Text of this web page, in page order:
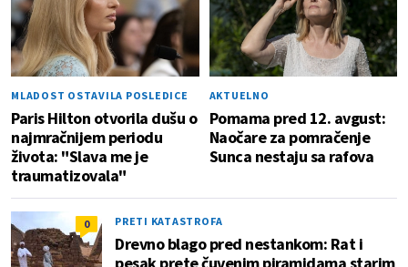
MLADOST OSTAVILA POSLEDICE
Paris Hilton otvorila dušu o
najmračnijem periodu
života: "Slava me je
traumatizovala"
AKTUELNO
Pomama pred 12. avgust:
Naočare za pomračenje
Sunca nestaju sa rafova
0 PRETI KATASTROFA
Drevno blago pred nestankom: Rat i
pesak prete čuvenim piramidama starim